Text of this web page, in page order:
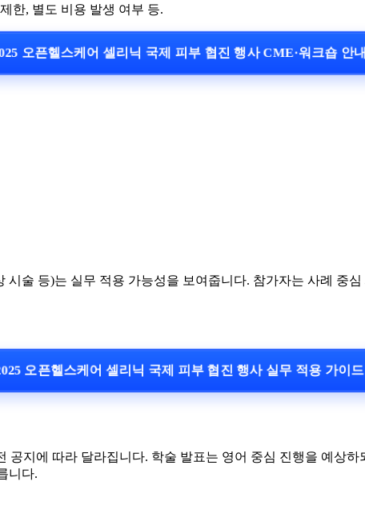
한, 별도 비용 발생 여부 등.
오픈헬스케어 셀리닉 국제 피부 협진 행사 CME·워크숍 안
술 등)는 실무 적용 가능성을 보여줍니다. 참가자는 사례 중
오픈헬스케어 셀리닉 국제 피부 협진 행사 실무 적용 가이
공지에 따라 달라집니다. 학술 발표는 영어 중심 진행을 예상
니다.